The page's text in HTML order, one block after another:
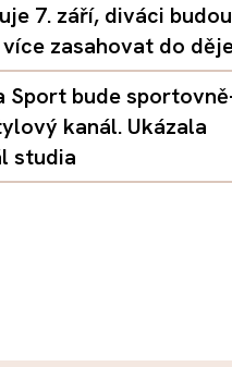
7. září, diváci budou
zasahovat do
Sport bude
kanál. Ukázala
studia